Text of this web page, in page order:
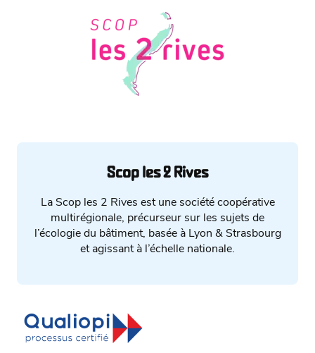
Scop les 2 Rives
La Scop les 2 Rives est une société coopérative
multirégionale, précurseur sur les sujets de
l’écologie du bâtiment, basée à Lyon & Strasbourg
et agissant à l’échelle nationale.